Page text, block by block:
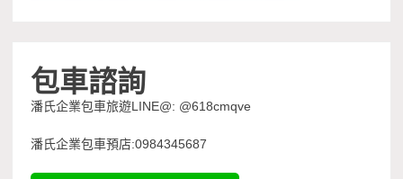
包車諮詢
潘氏企業包車旅遊LINE@: @618cmqve
潘氏企業包車預店:0984345687